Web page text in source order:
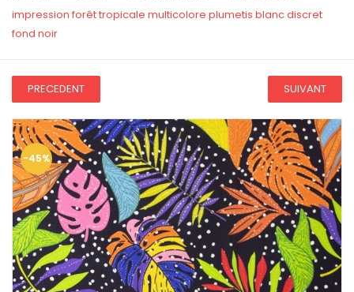
impression forêt tropicale multicolore plumetis blanc discret
fond noir
PRECEDENT SUIVANT
-45%